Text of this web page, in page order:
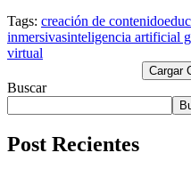
Tags: creación de contenido
inmersivasinteligencia artificial
virtual
Cargar
Buscar
Post Recientes